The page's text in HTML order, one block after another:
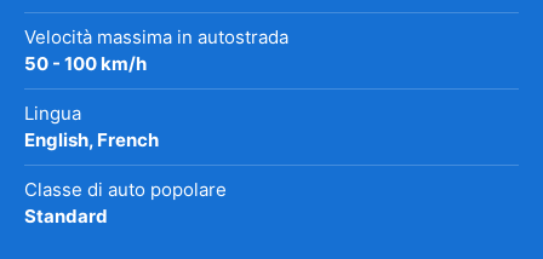
Velocità massima in autostrada
50 - 100 km/h
Lingua
English, French
Classe di auto popolare
Standard